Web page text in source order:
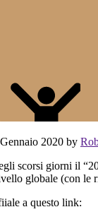
2020 by
scorsi giorni il
globale (con le
a questo link: